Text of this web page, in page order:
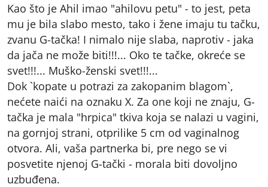
Kao što je Ahil imao "ahilovu petu" - to jest, peta
mu je bila slabo mesto, tako i žene imaju tu tačku,
zvanu G-tačka! I nimalo nije slaba, naprotiv - jaka
da jača ne može biti!!!... Oko te tačke, okreće se
svet!!!... Muško-ženski svet!!!...
Dok `kopate u potrazi za zakopanim blagom`,
nećete naići na oznaku X. Za one koji ne znaju, G-
tačka je mala "hrpica" tkiva koja se nalazi u vagini,
na gornjoj strani, otprilike 5 cm od vaginalnog
otvora. Ali, vaša partnerka bi, pre nego se vi
posvetite njenoj G-tački - morala biti dovoljno
uzbuđena.